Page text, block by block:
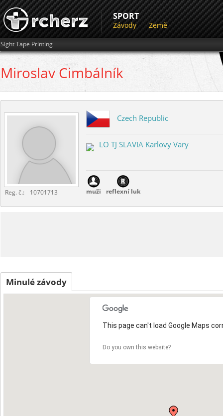
SPORT
Závody Země
Sight Tape Printing
Miroslav Cimbálník
Reg. č.: 10701713
Czech Republic
LO TJ SLAVIA Karlovy Vary
muži reflexní luk
Minulé závody
This page can't load Google Maps
Do you own this website?